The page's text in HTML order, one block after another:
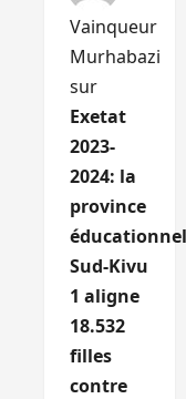
Vainqueur
Murhabazi
sur
Exetat
2023-
2024: la
province
Sud-Kivu
1 aligne
18.532
filles
contre